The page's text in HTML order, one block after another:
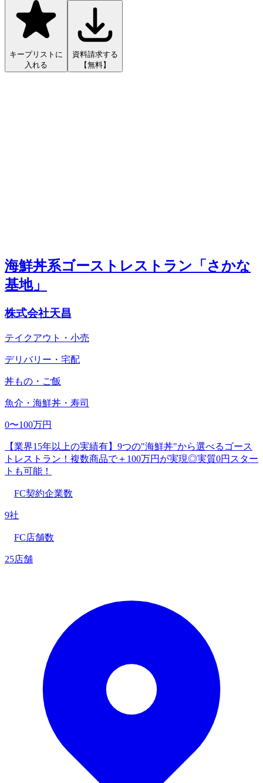
キープリストに
入れる
資料請求する
【無料】
海鮮丼系ゴーストレストラン「さかな
基地」
株式会社天昌
テイクアウト・小売
デリバリー・宅配
丼もの・ご飯
魚介・海鮮丼・寿司
0〜100万円
【業界15年以上の実績有】9つの"海鮮丼"から選べるゴース
トレストラン！複数商品で＋100万円が実現◎実質0円スター
トも可能！
FC契約企業数
9社
FC店舗数
25店舗